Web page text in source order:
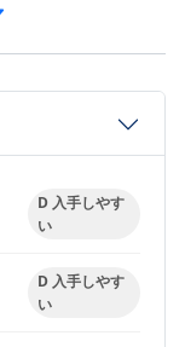
D 入手しやす
い
D 入手しやす
い